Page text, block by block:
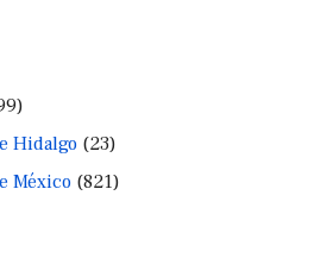
Hidalgo (23)
México (821)